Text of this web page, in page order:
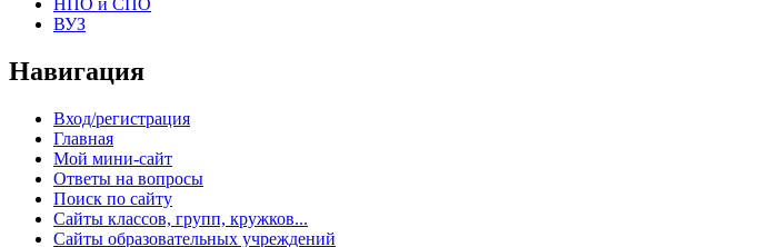
НПО и СПО
ВУЗ
Навигация
Вход/регистрация
Главная
Мой мини-сайт
Ответы на вопросы
Поиск по сайту
Сайты классов, групп, кружков...
Сайты образовательных учреждений